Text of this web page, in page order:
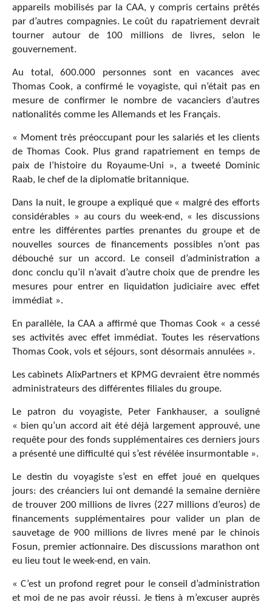
appareils mobilisés par la CAA, y compris certains prêtés
par d’autres compagnies. Le coût du rapatriement devrait
tourner autour de 100 millions de livres, selon le
gouvernement.
Au total, 600.000 personnes sont en vacances avec
Thomas Cook, a confirmé le voyagiste, qui n’était pas en
mesure de confirmer le nombre de vacanciers d’autres
nationalités comme les Allemands et les Français.
« Moment très préoccupant pour les salariés et les clients
de Thomas Cook. Plus grand rapatriement en temps de
paix de l’histoire du Royaume-Uni », a tweeté Dominic
Raab, le chef de la diplomatie britannique.
Dans la nuit, le groupe a expliqué que « malgré des efforts
considérables » au cours du week-end, « les discussions
entre les différentes parties prenantes du groupe et de
nouvelles sources de financements possibles n’ont pas
débouché sur un accord. Le conseil d’administration a
donc conclu qu’il n’avait d’autre choix que de prendre les
mesures pour entrer en liquidation judiciaire avec effet
immédiat ».
En parallèle, la CAA a affirmé que Thomas Cook « a cessé
ses activités avec effet immédiat. Toutes les réservations
Thomas Cook, vols et séjours, sont désormais annulées ».
Les cabinets AlixPartners et KPMG devraient être nommés
administrateurs des différentes filiales du groupe.
Le patron du voyagiste, Peter Fankhauser, a souligné
« bien qu’un accord ait été déjà largement approuvé, une
requête pour des fonds supplémentaires ces derniers jours
a présenté une difficulté qui s’est révélée insurmontable ».
Le destin du voyagiste s’est en effet joué en quelques
jours: des créanciers lui ont demandé la semaine dernière
de trouver 200 millions de livres (227 millions d’euros) de
financements supplémentaires pour valider un plan de
sauvetage de 900 millions de livres mené par le chinois
Fosun, premier actionnaire. Des discussions marathon ont
eu lieu tout le week-end, en vain.
« C’est un profond regret pour le conseil d’administration
et moi de ne pas avoir réussi. Je tiens à m’excuser auprès